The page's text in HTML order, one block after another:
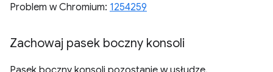
Problem w Chromium: 1254259
Zachowaj pasek boczny konsoli